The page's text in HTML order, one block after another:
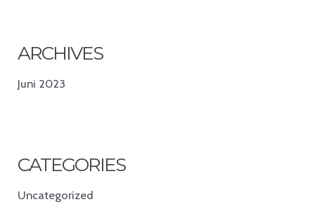
ARCHIVES
Juni 2023
CATEGORIES
Uncategorized